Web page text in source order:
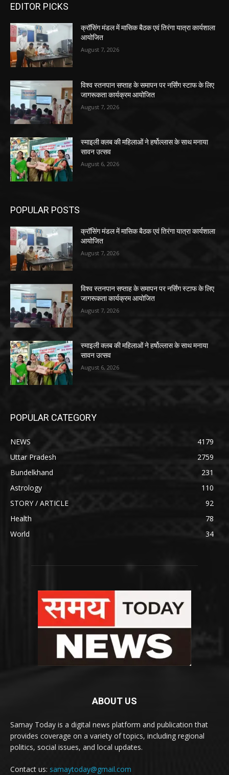
EDITOR PICKS
क्रॉसिंग मंडल में मासिक बैठक एवं तिरंगा यात्रा कार्यशाला
आयोजित
August 7, 2026
विश्व स्तनपान सप्ताह के समापन पर नर्सिंग स्टाफ के लिए
जागरूकता कार्यक्रम आयोजित
August 7, 2026
स्माइली क्लब की महिलाओं ने हर्षोल्लास के साथ मनाया
सावन उत्सव
August 6, 2026
POPULAR POSTS
क्रॉसिंग मंडल में मासिक बैठक एवं तिरंगा यात्रा कार्यशाला
आयोजित
August 7, 2026
विश्व स्तनपान सप्ताह के समापन पर नर्सिंग स्टाफ के लिए
जागरूकता कार्यक्रम आयोजित
August 7, 2026
स्माइली क्लब की महिलाओं ने हर्षोल्लास के साथ मनाया
सावन उत्सव
August 6, 2026
POPULAR CATEGORY
NEWS
4179
Uttar Pradesh
2759
Bundelkhand
231
Astrology
110
STORY / ARTICLE
92
Health
78
World
34
ABOUT US
Samay Today is a digital news platform and publication that
provides coverage on a variety of topics, including regional
politics, social issues, and local updates.
Contact us: samaytoday@gmail.com